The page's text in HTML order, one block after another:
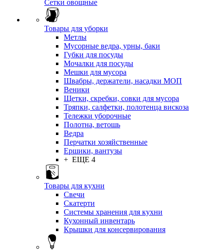
Сетки овощные
Товары для уборки
Метлы
Мусорные ведра, урны, баки
Губки для посуды
Мочалки для посуды
Мешки для мусора
Швабры, держатели, насадки МОП
Веники
Щетки, скребки, совки для мусора
Тряпки, салфетки, полотенца вискоза
Тележки уборочные
Полотна, ветошь
Ведра
Перчатки хозяйственные
Ершики, вантузы
+ ЕЩЕ 4
Товары для кухни
Свечи
Скатерти
Системы хранения для кухни
Кухонный инвентарь
Крышки для консервирования